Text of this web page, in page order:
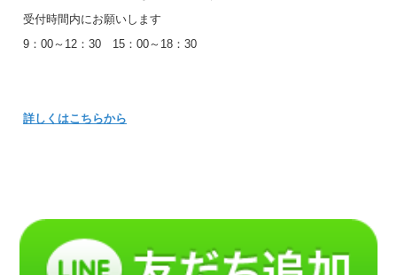
受付時間内にお願いします
9：00～12：30 15：00～18：30
詳しくはこちらから